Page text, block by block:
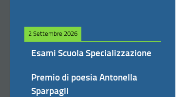
2 Settembre 2026
Esami Scuola Specializzazione
Premio di poesia Antonella
Sparpagli